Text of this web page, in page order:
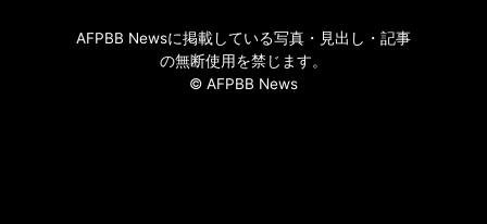
AFPBB Newsに掲載している写真・見出し・記事
の無断使用を禁じます。
© AFPBB News